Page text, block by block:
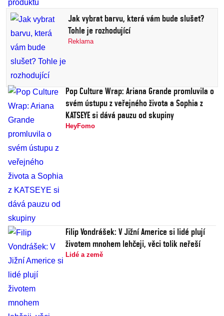
Jak vybrat barvu, která vám bude slušet?
Tohle je rozhodující
Reklama
Pop Culture Wrap: Ariana Grande promluvila o
svém ústupu z veřejného života a Sophia z
KATSEYE si dává pauzu od skupiny
HeyFomo
Filip Vondrášek: V Jižní Americe si lidé plují
životem mnohem lehčeji, věci tolik neřeší
Lidé a země